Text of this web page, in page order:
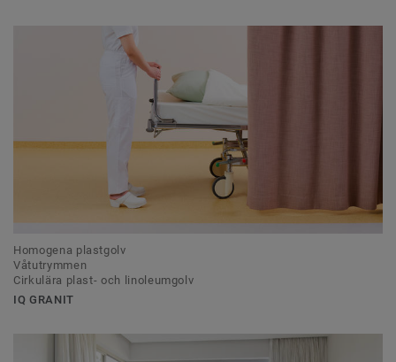
Homogena plastgolv
Våtutrymmen
Cirkulära plast- och linoleumgolv
IQ GRANIT